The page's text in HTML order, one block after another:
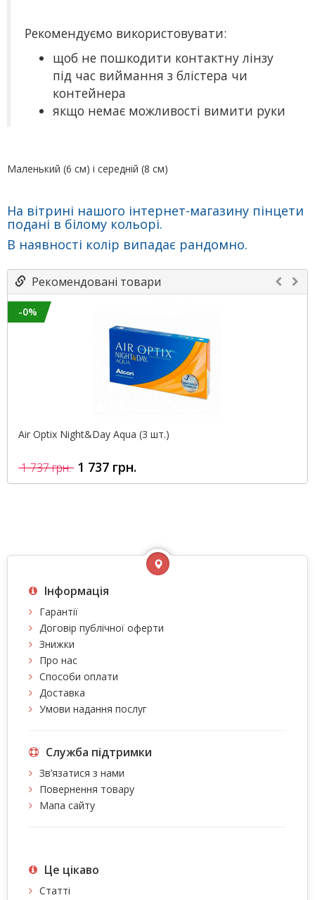
Рекомендуємо використовувати:
щоб не пошкодити контактну лінзу
під час виймання з блістера чи
контейнера
якщо немає можливості вимити руки
Маленький (6 см) і середній (8 см)
На вітрині нашого інтернет-магазину пінцети
подані в білому кольорі.
В наявності колір випадає рандомно.
Рекомендовані товари
-0%
Air Optix Night&Day Aqua (3 шт.)
1 737 грн. 1 737 грн.
Інформація
Гарантії
Договір публічної оферти
Знижки
Про нас
Способи оплати
Доставка
Умови надання послуг
Служба підтримки
Зв’язатися з нами
Повернення товару
Мапа сайту
Це цiкаво
Статті